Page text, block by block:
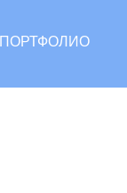
ПОРТФОЛИО